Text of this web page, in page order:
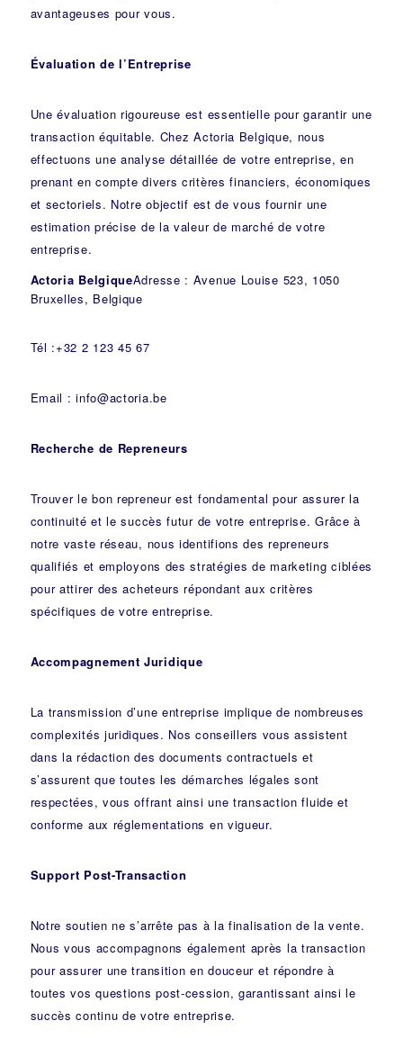
avantageuses pour vous.
Évaluation de l’Entreprise
Une évaluation rigoureuse est essentielle pour garantir une
transaction équitable. Chez Actoria Belgique, nous
effectuons une analyse détaillée de votre entreprise, en
prenant en compte divers critères financiers, économiques
et sectoriels. Notre objectif est de vous fournir une
estimation précise de la valeur de marché de votre
entreprise.
Actoria BelgiqueAdresse : Avenue Louise 523, 1050
Bruxelles, Belgique
Tél :+32 2 123 45 67
Email : info@actoria.be
Recherche de Repreneurs
Trouver le bon repreneur est fondamental pour assurer la
continuité et le succès futur de votre entreprise. Grâce à
notre vaste réseau, nous identifions des repreneurs
qualifiés et employons des stratégies de marketing ciblées
pour attirer des acheteurs répondant aux critères
spécifiques de votre entreprise.
Accompagnement Juridique
La transmission d’une entreprise implique de nombreuses
complexités juridiques. Nosconseillers vous assistent
dans la rédaction des documents contractuels et
s’assurent que toutes les démarches légales sont
respectées, vous offrant ainsi une transaction fluide et
conforme aux réglementations en vigueur.
Support Post-Transaction
Notre soutien ne s’arrête pas à la finalisation de la vente.
Nous vous accompagnons également après la transaction
pour assurer une transition en douceur et répondre à
toutes vos questions post-cession, garantissant ainsi le
succès continu de votre entreprise.